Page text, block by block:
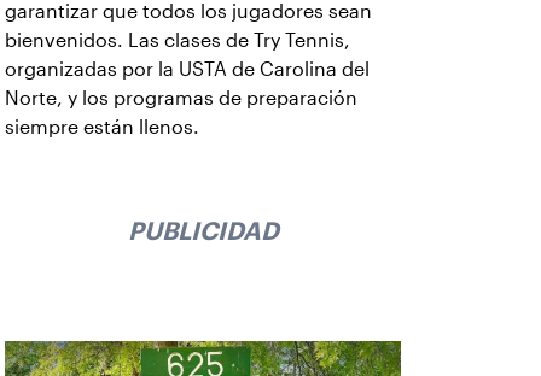
garantizar que todos los jugadores sean
bienvenidos. Las clases de Try Tennis,
organizadas por la USTA de Carolina del
Norte, y los programas de preparación
siempre están llenos.
PUBLICIDAD